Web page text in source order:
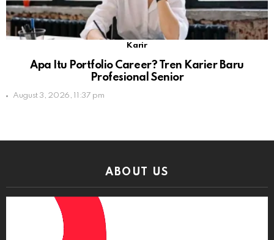
Karir
Apa Itu Portfolio Career? Tren Karier Baru
Profesional Senior
August 3, 2026, 11:37 pm
ABOUT US